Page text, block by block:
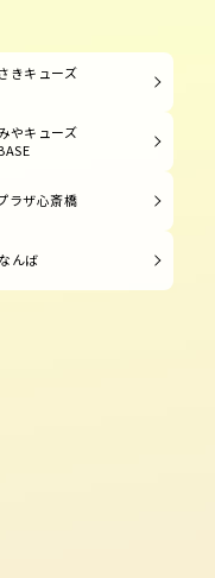
きキューズ
やキューズ
ラザ心斎橋
んば